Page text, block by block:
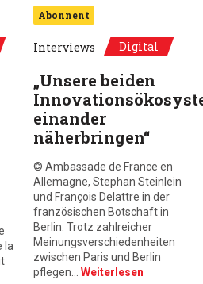
la
Abonnent
Interviews Digital
„Unsere beiden
einander
näherbringen“
© Ambassade de France en
Allemagne, Stephan Steinlein
und François Delattre in der
französischen Botschaft in
Berlin. Trotz zahlreicher
Meinungsverschiedenheiten
zwischen Paris und Berlin
pflegen… Weiterlesen